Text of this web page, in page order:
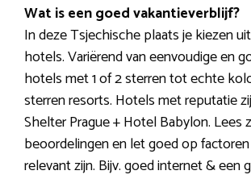
Wat is een goed vakantieverblijf?
In deze Tsjechische plaats je kiezen
hotels. Variërend van eenvoudige en
hotels met 1 of 2 sterren tot echte
sterren resorts. Hotels met reputatie
Shelter Prague + Hotel Babylon. Lees
beoordelingen en let goed op
relevant zijn. Bijv. goed internet & een